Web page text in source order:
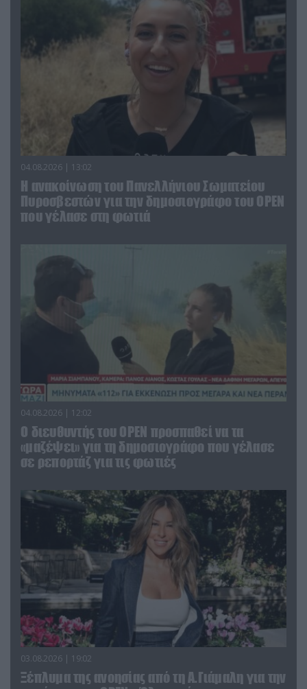
04.08.2026 | 13:02
Η ανακοίνωση του Πανελλήνιου Σωματείου
Πυροσβεστών για την δημοσιογράφο του OPEN
που γέλασε στη φωτιά
04.08.2026 | 12:02
O διευθυντής του OPEN προσπαθεί να τα
«μαζέψει» για τη δημοσιογράφο που γέλασε
σε ρεπορτάζ για τις φωτιές
03.08.2026 | 19:02
Ξέπλυμα της ανοησίας από τη Α.Γιάμαλη για την